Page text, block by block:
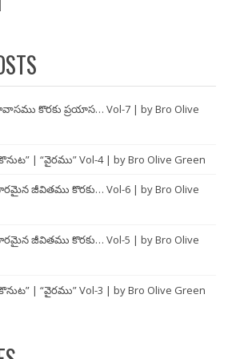
సహవాసము కొరకు ప్రయాస… Vol-7 | by Bro Olive
| “వైరము” Vol-4 | by Bro Olive Green
జీవితము కొరకు… Vol-6 | by Bro Olive
జీవితము కొరకు… Vol-5 | by Bro Olive
| “వైరము” Vol-3 | by Bro Olive Green